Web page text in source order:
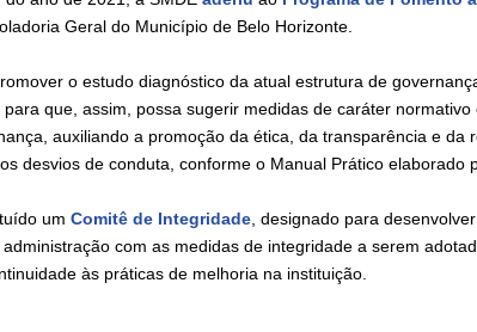
Geral do Município de Belo Horizonte.
o estudo diagnóstico da atual estrutura de
que, assim, possa sugerir medidas de caráter
auxiliando a promoção da ética, da transparência e da
desvios de conduta, conforme o Manual Prático elaborado
um Comitê de Integridade, designado para
com as medidas de integridade a serem
às práticas de melhoria na instituição.